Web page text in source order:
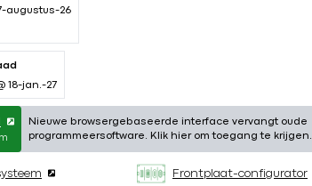
augustus-26
18-jan.-27
Nieuwe browsergebaseerde interface vervangt oude
programmeersoftware. Klik hier om toegang te krijgen.
Frontplaat-configurator